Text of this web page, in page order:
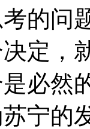
的问
定，
必然
宁的